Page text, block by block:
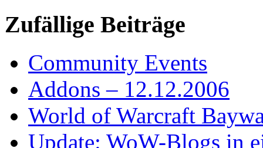
Zufällige Beiträge
Community Events
Addons – 12.12.2006
World of Warcraft
Update: WoW-Blogs in